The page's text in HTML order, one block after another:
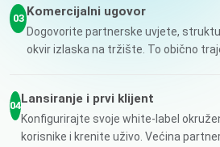
03 Komercijalni ugovor
Dogovorite partnerske uvjete,
okvir izlaska na tržište. To obično
04Lansiranje i prvi klijent
Konfigurirajte svoje white-label
korisnike i krenite uživo. Većina